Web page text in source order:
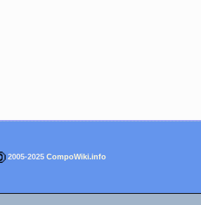
2005-2025 CompoWiki.info